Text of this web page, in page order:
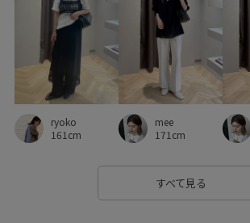
ryoko
161cm
mee
171cm
すべて見る